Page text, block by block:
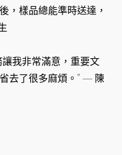
，樣品總能準時送達，
我非常滿意，重要文
去了很多麻煩。” — 陳